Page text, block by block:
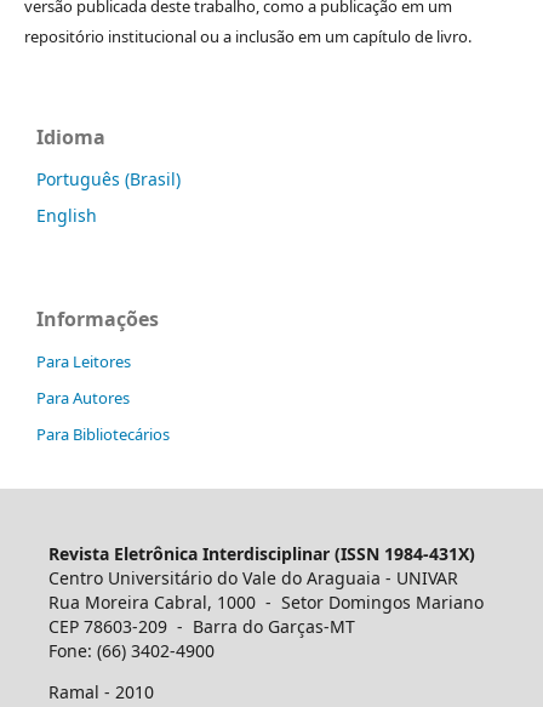
versão publicada deste trabalho, como a publicação em um
repositório institucional ou a inclusão em um capítulo de livro.
Idioma
Português (Brasil)
English
Informações
Para Leitores
Para Autores
Para Bibliotecários
Revista Eletrônica Interdisciplinar (ISSN 1984-431X)
Centro Universitário do Vale do Araguaia - UNIVAR
Rua Moreira Cabral, 1000 - Setor Domingos Mariano
CEP 78603-209 - Barra do Garças-MT
Fone: (66) 3402-4900
Ramal - 2010